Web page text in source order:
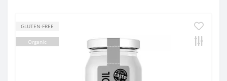
GLUTEN-FREE
Organic